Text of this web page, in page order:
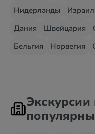
Нидерланды
Дания
Швейцария
Бельгия
Норвегия